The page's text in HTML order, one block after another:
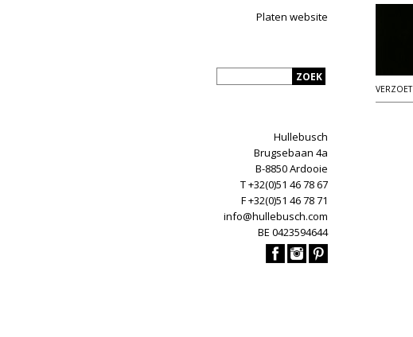
Platen website
Hullebusch
Brugsebaan 4a
B-8850 Ardooie
T +32(0)51 46 78 67
F +32(0)51 46 78 71
info@hullebusch.com
BE 0423594644
VERZOET